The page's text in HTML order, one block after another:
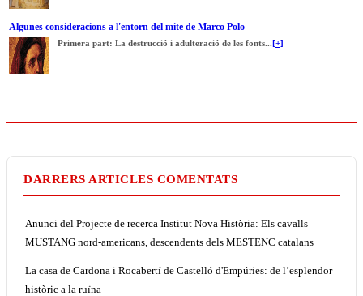
Algunes consideracions a l'entorn del mite de Marco Polo
Primera part: La destrucció i adulteració de les fonts...[+]
DARRERS ARTICLES COMENTATS
Anunci del Projecte de recerca Institut Nova Història: Els cavalls
MUSTANG nord-americans, descendents dels MESTENC catalans
La casa de Cardona i Rocabertí de Castelló d'Empúries: de l’esplendor
històric a la ruïna